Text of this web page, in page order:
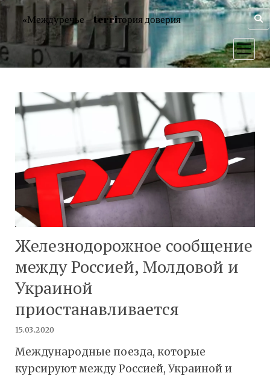
«Междуречье – terriтория доверия
меню
Железнодорожное сообщение
между Россией, Молдовой и
Украиной
приостанавливается
15.03.2020
Международные поезда, которые
курсируют между Россией, Украиной и